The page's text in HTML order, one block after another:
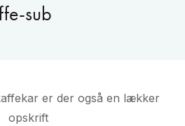
sub
er der også en lækker
opskrift